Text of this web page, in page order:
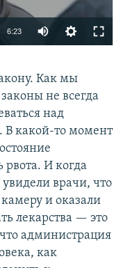
480p
6:23
360p
480p
1080p
Как мы
не всегда
над
В какой-то момент
рвота. И когда
врачи, что
и оказали
лекарства — это
администрация
как